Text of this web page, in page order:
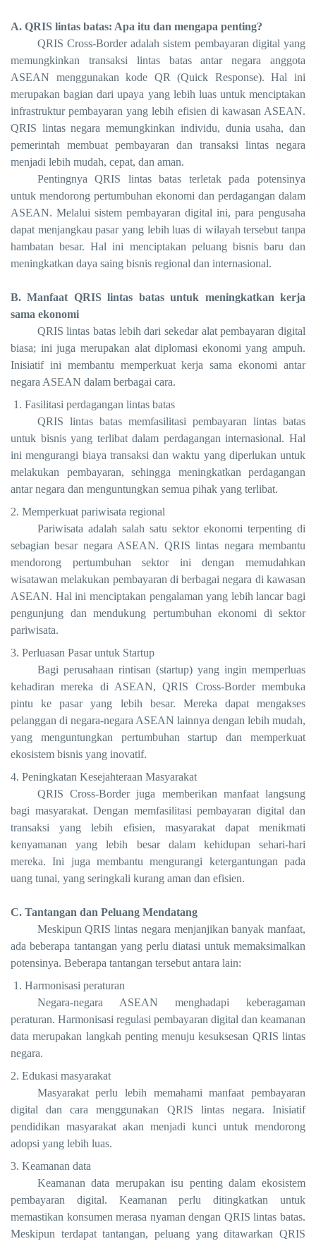
A. QRIS lintas batas: Apa itu dan mengapa penting?
QRIS Cross-Border adalah sistem pembayaran digital yang
memungkinkan transaksi lintas batas antar negara anggota
ASEAN menggunakan kode QR (Quick Response). Hal ini
merupakan bagian dari upaya yang lebih luas untuk menciptakan
infrastruktur pembayaran yang lebih efisien di kawasan ASEAN.
QRIS lintas negara memungkinkan individu, dunia usaha, dan
pemerintah membuat pembayaran dan transaksi lintas negara
menjadi lebih mudah, cepat, dan aman.
Pentingnya QRIS lintas batas terletak pada potensinya
untuk mendorong pertumbuhan ekonomi dan perdagangan dalam
ASEAN. Melalui sistem pembayaran digital ini, para pengusaha
dapat menjangkau pasar yang lebih luas di wilayah tersebut tanpa
hambatan besar. Hal ini menciptakan peluang bisnis baru dan
meningkatkan daya saing bisnis regional dan internasional.
B. Manfaat QRIS lintas batas untuk meningkatkan kerja
sama ekonomi
QRIS lintas batas lebih dari sekedar alat pembayaran digital
biasa; ini juga merupakan alat diplomasi ekonomi yang ampuh.
Inisiatif ini membantu memperkuat kerja sama ekonomi antar
negara ASEAN dalam berbagai cara.
1. Fasilitasi perdagangan lintas batas
QRIS lintas batas memfasilitasi pembayaran lintas batas
untuk bisnis yang terlibat dalam perdagangan internasional. Hal
ini mengurangi biaya transaksi dan waktu yang diperlukan untuk
melakukan pembayaran, sehingga meningkatkan perdagangan
antar negara dan menguntungkan semua pihak yang terlibat.
2. Memperkuat pariwisata regional
Pariwisata adalah salah satu sektor ekonomi terpenting di
sebagian besar negara ASEAN. QRIS lintas negara membantu
mendorong pertumbuhan sektor ini dengan memudahkan
wisatawan melakukan pembayaran di berbagai negara di kawasan
ASEAN. Hal ini menciptakan pengalaman yang lebih lancar bagi
pengunjung dan mendukung pertumbuhan ekonomi di sektor
pariwisata.
3. Perluasan Pasar untuk Startup
Bagi perusahaan rintisan (startup) yang ingin memperluas
kehadiran mereka di ASEAN, QRIS Cross-Border membuka
pintu ke pasar yang lebih besar. Mereka dapat mengakses
pelanggan di negara-negara ASEAN lainnya dengan lebih mudah,
yang menguntungkan pertumbuhan startup dan memperkuat
ekosistem bisnis yang inovatif.
4. Peningkatan Kesejahteraan Masyarakat
QRIS Cross-Border juga memberikan manfaat langsung
bagi masyarakat. Dengan memfasilitasi pembayaran digital dan
transaksi yang lebih efisien, masyarakat dapat menikmati
kenyamanan yang lebih besar dalam kehidupan sehari-hari
mereka. Ini juga membantu mengurangi ketergantungan pada
uang tunai, yang seringkali kurang aman dan efisien.
C. Tantangan dan Peluang Mendatang
Meskipun QRIS lintas negara menjanjikan banyak manfaat,
ada beberapa tantangan yang perlu diatasi untuk memaksimalkan
potensinya. Beberapa tantangan tersebut antara lain:
1. Harmonisasi peraturan
Negara-negara ASEAN menghadapi keberagaman
peraturan. Harmonisasi regulasi pembayaran digital dan keamanan
data merupakan langkah penting menuju kesuksesan QRIS lintas
negara.
2. Edukasi masyarakat
Masyarakat perlu lebih memahami manfaat pembayaran
digital dan cara menggunakan QRIS lintas negara. Inisiatif
pendidikan masyarakat akan menjadi kunci untuk mendorong
adopsi yang lebih luas.
3. Keamanan data
Keamanan data merupakan isu penting dalam ekosistem
pembayaran digital. Keamanan perlu ditingkatkan untuk
memastikan konsumen merasa nyaman dengan QRIS lintas batas.
Meskipun terdapat tantangan, peluang yang ditawarkan QRIS